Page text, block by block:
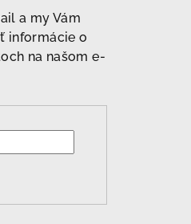
a my Vám
informácie o
na našom e-